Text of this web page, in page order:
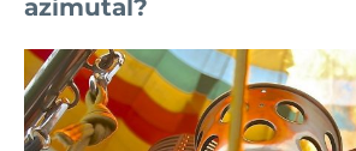
azimutal?